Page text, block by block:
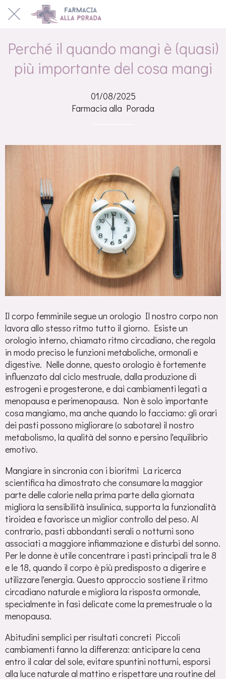
Perché il quando mangi è (quasi)
più importante del cosa mangi
01/08/2025
Farmacia alla Porada
Il corpo femminile segue un orologio Il nostro corpo non
lavora allo stesso ritmo tutto il giorno. Esiste un
orologio interno, chiamato ritmo circadiano, che regola
in modo preciso le funzioni metaboliche, ormonali e
digestive. Nelle donne, questo orologio è fortemente
influenzato dal ciclo mestruale, dalla produzione di
estrogeni e progesterone, e dai cambiamenti legati a
menopausa e perimenopausa. Non è solo importante
cosa mangiamo, ma anche quando lo facciamo: gli orari
dei pasti possono migliorare (o sabotare) il nostro
metabolismo, la qualità del sonno e persino l'equilibrio
emotivo.
Mangiare in sincronia con i bioritmi La ricerca
scientifica ha dimostrato che consumare la maggior
parte delle calorie nella prima parte della giornata
migliora la sensibilità insulinica, supporta la funzionalità
tiroidea e favorisce un miglior controllo del peso. Al
contrario, pasti abbondanti serali o notturni sono
associati a maggiore infiammazione e disturbi del sonno.
Per le donne è utile concentrare i pasti principali tra le 8
e le 18, quando il corpo è più predisposto a digerire e
utilizzare l'energia. Questo approccio sostiene il ritmo
circadiano naturale e migliora la risposta ormonale,
specialmente in fasi delicate come la premestruale o la
menopausa.
Abitudini semplici per risultati concreti Piccoli
cambiamenti fanno la differenza: anticipare la cena
entro il calar del sole, evitare spuntini notturni, esporsi
alla luce naturale al mattino e rispettare una routine del